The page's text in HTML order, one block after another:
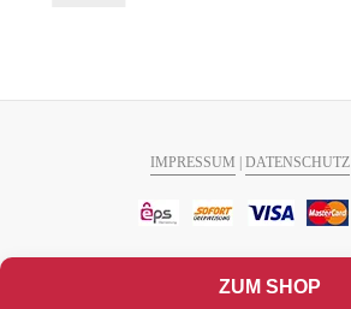
IMPRESSUM DATENSCHUTZ|
ZUM SHOP